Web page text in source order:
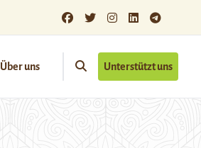
Über uns Unterstützt uns